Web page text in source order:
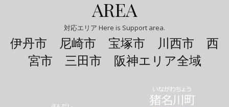
AREA
対応エリア Here is Support area.
伊丹市 尼崎市 宝塚市 川西市 西
宮市 三田市 阪神エリア全域